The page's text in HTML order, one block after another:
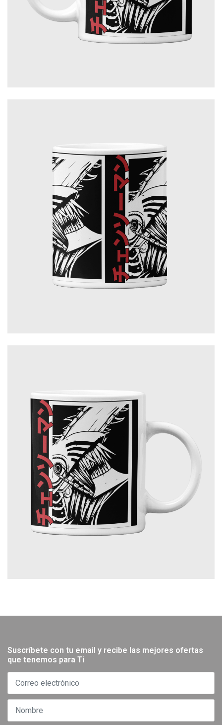
Suscríbete con tu email y recibe las mejores ofertas
que tenemos para Ti